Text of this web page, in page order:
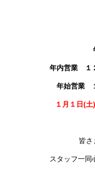
年内営業 １
年始営業
１月１日(土
皆さ
スタッフ一同